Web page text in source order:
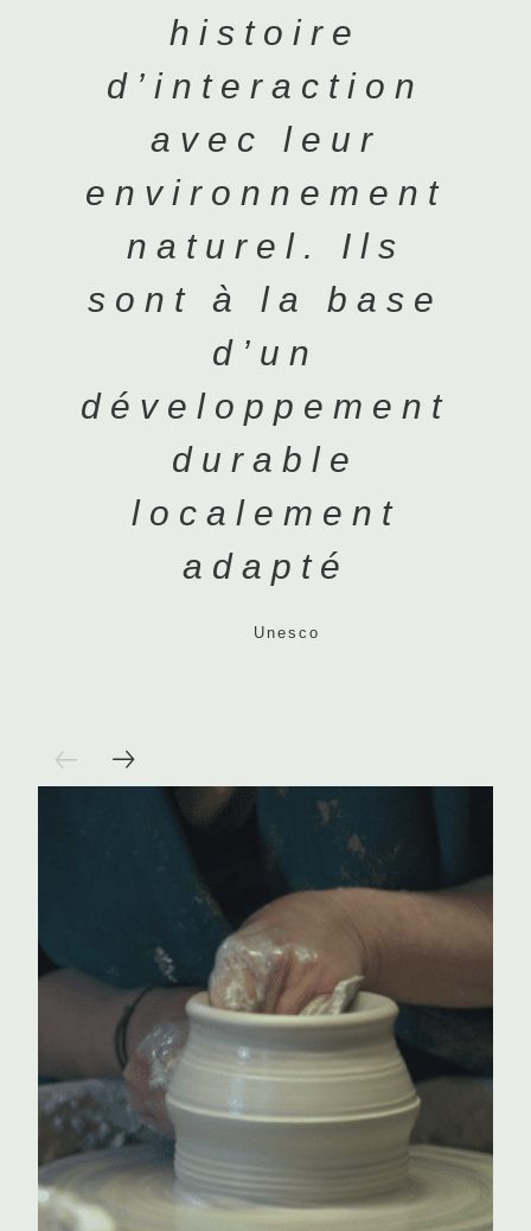
histoire
d’interaction
avec leur
environnement
naturel. Ils
sont à la base
d’un
développement
durable
localement
adapté
Unesco